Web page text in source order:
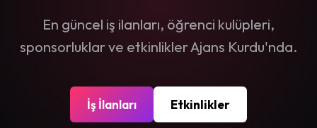
En güncel iş ilanları, öğrenci kulüpleri,
sponsorluklar ve etkinlikler Ajans Kurdu'nda.
İş İlanları Etkinlikler